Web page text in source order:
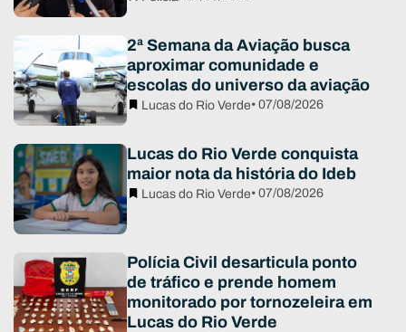
2ª Semana da Aviação busca
aproximar comunidade e
escolas do universo da aviação
Lucas do Rio Verde• 07/08/2026
Lucas do Rio Verde conquista
maior nota da história do Ideb
Lucas do Rio Verde• 07/08/2026
Polícia Civil desarticula ponto
de tráfico e prende homem
monitorado por tornozeleira em
Lucas do Rio Verde